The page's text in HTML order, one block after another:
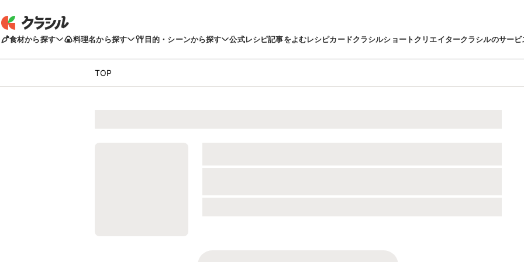
食材から探す 料理名から探す 目的・シーンから探す 公式レシピ記事をよむレシピカードクラシルショートクリエイタークラシルのサービ
TOP